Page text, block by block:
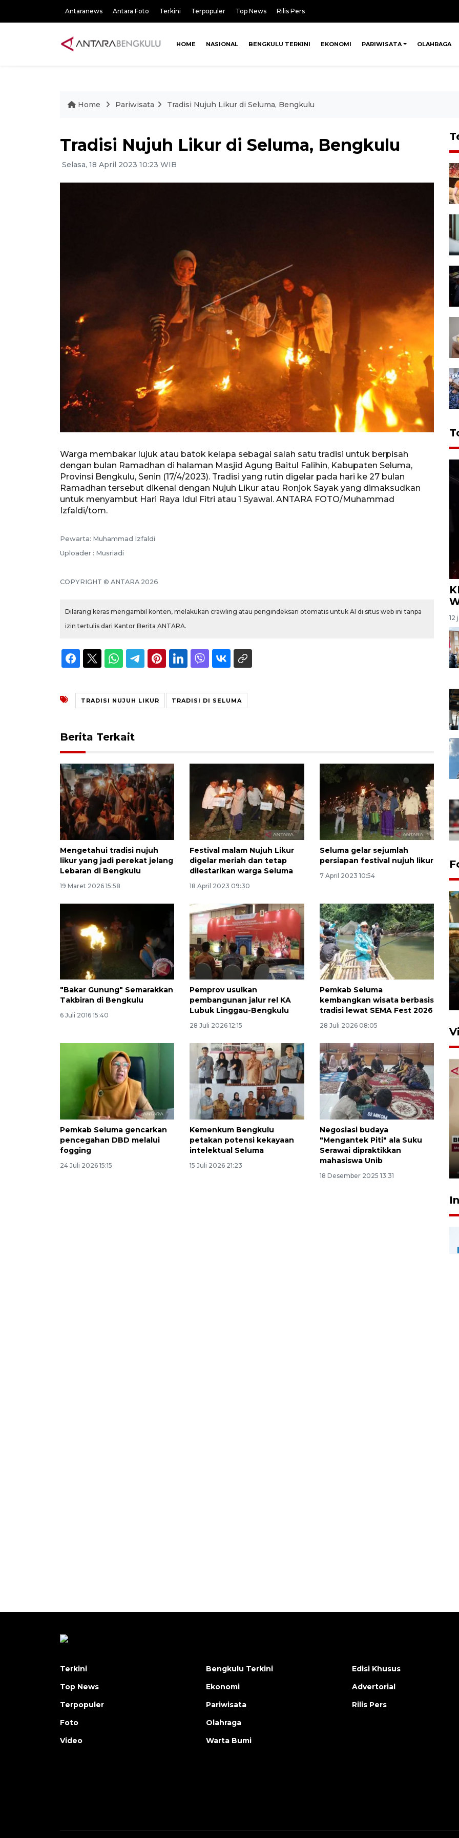
Antaranews Antara Foto Terkini Terpopuler Top News Rilis Pers
HOME NASIONAL BENGKULU TERKINI EKONOMI PARIWISATA OLAHRAGA
Home Pariwisata Tradisi Nujuh Likur di Seluma, Bengkulu
Tradisi Nujuh Likur di Seluma, Bengkulu
Selasa, 18 April 2023 10:23 WIB
Warga membakar lujuk atau batok kelapa sebagai salah satu tradisi untuk berpisah
dengan bulan Ramadhan di halaman Masjid Agung Baitul Falihin, Kabupaten Seluma,
Provinsi Bengkulu, Senin (17/4/2023). Tradisi yang rutin digelar pada hari ke 27 bulan
Ramadhan tersebut dikenal dengan Nujuh Likur atau Ronjok Sayak yang dimaksudkan
untuk menyambut Hari Raya Idul Fitri atau 1 Syawal. ANTARA FOTO/Muhammad
Izfaldi/tom.
Pewarta: Muhammad Izfaldi
Uploader : Musriadi
COPYRIGHT © ANTARA 2026
Dilarang keras mengambil konten, melakukan crawling atau pengindeksan otomatis untuk AI di situs web ini tanpa
izin tertulis dari Kantor Berita ANTARA.
TRADISI NUJUH LIKUR TRADISI DI SELUMA
Berita Terkait
Mengetahui tradisi nujuh
likur yang jadi perekat jelang
Lebaran di Bengkulu
19 Maret 2026 15:58
Festival malam Nujuh Likur
digelar meriah dan tetap
dilestarikan warga Seluma
18 April 2023 09:30
Seluma gelar sejumlah
persiapan festival nujuh likur
7 April 2023 10:54
"Bakar Gunung" Semarakkan
Takbiran di Bengkulu
6 Juli 2016 15:40
Pemprov usulkan
pembangunan jalur rel KA
Lubuk Linggau-Bengkulu
28 Juli 2026 12:15
Pemkab Seluma
kembangkan wisata berbasis
tradisi lewat SEMA Fest 2026
28 Juli 2026 08:05
Pemkab Seluma gencarkan
pencegahan DBD melalui
fogging
24 Juli 2026 15:15
Kemenkum Bengkulu
petakan potensi kekayaan
intelektual Seluma
15 Juli 2026 21:23
Negosiasi budaya
"Mengantek Piti" ala Suku
Serawai dipraktikkan
mahasiswa Unib
18 Desember 2025 13:31
12
Foto: Lokasi ledakan bom
rakitan di Padang
15 Juli 2026 14:05
KPK nyatakan analisis laporan
penolakan gratifikasi Menhut
rampung - VIDEO
17 Juli 2026 13:24
Terkini
Top News
Terpopuler
Foto
Video
Bengkulu Terkini
Ekonomi
Pariwisata
Olahraga
Warta Bumi
Edisi Khusus
Advertorial
Rilis Pers